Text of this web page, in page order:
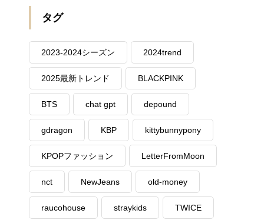
タグ
2023-2024シーズン 2024trend
2025最新トレンド BLACKPINK
BTS chat gpt depound
gdragon KBP kittybunnypony
KPOPファッション LetterFromMoon
nct NewJeans old-money
raucohouse straykids TWICE